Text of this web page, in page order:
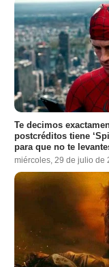
Te decimos
postcréditos tiene
para que no te
miércoles, 29 de julio de